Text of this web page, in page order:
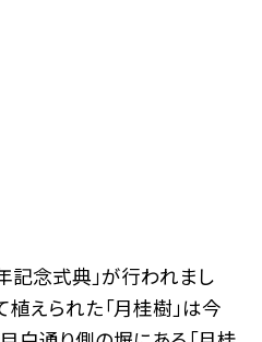
記念式典」が行われまし
植えられた「月桂樹」は今